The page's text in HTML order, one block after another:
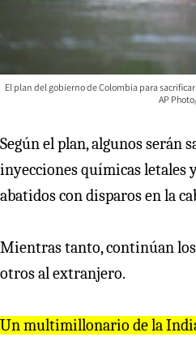
El plan del gobierno de Colombia para
AP
Según el plan, algunos serán
inyecciones químicas letales
abatidos con disparos en la
Mientras tanto, continúan
otros al extranjero.
Un multimillonario de la